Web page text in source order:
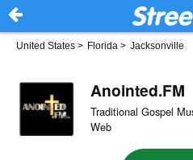
United States > Florida > Jacksonville
Anointed.FM
Traditional Gospel
Web